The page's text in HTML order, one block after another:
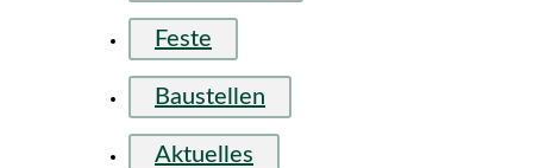
Feste
Baustellen
Aktuelles